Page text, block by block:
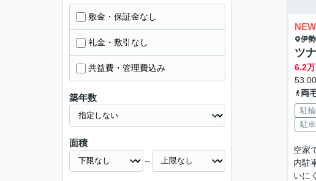
NEW
伊
ツ
6.2
両
駐
駐
空家
内駐
いに
敷金・保証金なし
礼金・敷引なし
共益費・管理費込み
築年数
面積
～